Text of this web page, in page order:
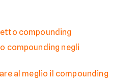
compounding
compounding negli
al meglio il compounding